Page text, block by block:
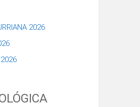
2026